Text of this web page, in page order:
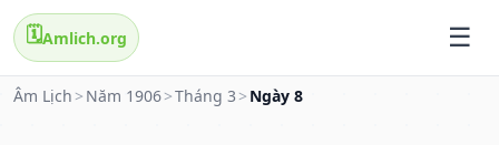
🗓️Amlich.org
Âm Lịch > Năm 1906>Tháng 3 > Ngày 8